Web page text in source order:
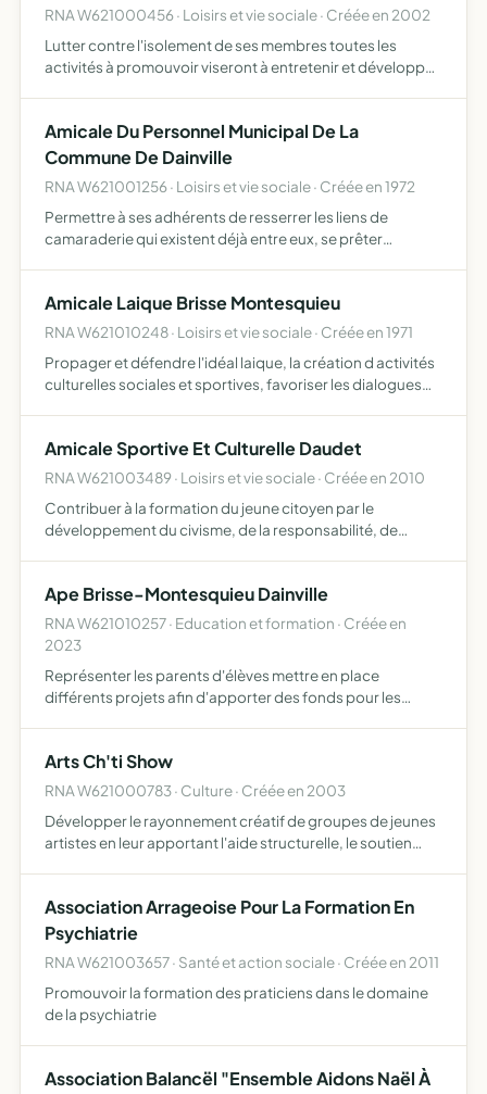
RNA W621000456 · Loisirs et vie sociale · Créée en 2002
Lutter contre l'isolement de ses membres toutes les
activités à promouvoir viseront à entretenir et développer
Amicale Du Personnel Municipal De La
Commune De Dainville
RNA W621001256 · Loisirs et vie sociale · Créée en 1972
Permettre à ses adhérents de resserrer les liens de
camaraderie qui existent déjà entre eux, se prêter
Amicale Laique Brisse Montesquieu
RNA W621010248 · Loisirs et vie sociale · Créée en 1971
Propager et défendre l'idéal laique, la création d activités
culturelles sociales et sportives, favoriser les dialogues
Amicale Sportive Et Culturelle Daudet
RNA W621003489 · Loisirs et vie sociale · Créée en 2010
Contribuer à la formation du jeune citoyen par le
développement du civisme, de la responsabilité, de
contribue…
Ape Brisse-Montesquieu Dainville
RNA W621010257 · Education et formation · Créée en
2023
Représenter les parents d'élèves mettre en place
différents projets afin d'apporter des fonds pour les
Arts Ch'ti Show
RNA W621000783 · Culture · Créée en 2003
Développer le rayonnement créatif de groupes de jeunes
artistes en leur apportant l'aide structurelle, le soutien
cult…
Association Arrageoise Pour La Formation En
Psychiatrie
RNA W621003657 · Santé et action sociale · Créée en 2011
Promouvoir la formation des praticiens dans le domaine
de la psychiatrie
Association Balancël "Ensemble Aidons Naël À